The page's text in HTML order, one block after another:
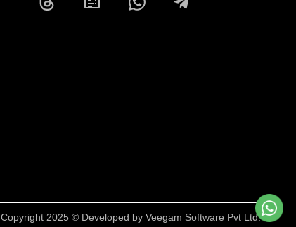
Copyright 2025 © Developed by Veegam Software Pvt Ltd.